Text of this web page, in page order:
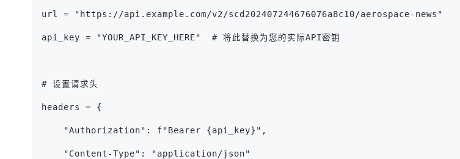
url = "https://api.example.com/v2/scd202407244676076a8c10/aerospace-news"
api_key = "YOUR_API_KEY_HERE"  # 将此替换为您的实际API密钥
# 设置请求头
headers = {
    "Authorization": f"Bearer {api_key}",
    "Content-Type": "application/json"